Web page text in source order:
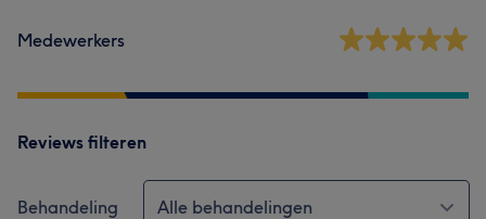
Medewerkers
Reviews filteren
Behandeling Alle behandelingen